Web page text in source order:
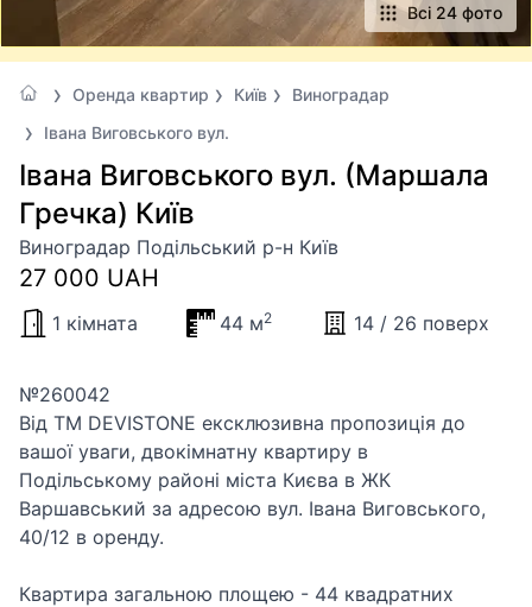
Всі 24 фото
Оренда квартир Київ
Виноградар
Івана Виговського вул.
Івана Виговського вул. (Маршала
Гречка) Київ
Виноградар Подільський р-н Київ
27 000 UAH
1 кімната 44 м2 14 / 26 поверх
№260042
Від ТМ DEVISTONE ексклюзивна пропозиція до
вашої уваги, двокімнатну квартиру в
Подільському районі міста Києва в ЖК
Варшавський за адресою вул. Івана Виговського,
40/12 в оренду.
Квартира загальною площею - 44 квадратних